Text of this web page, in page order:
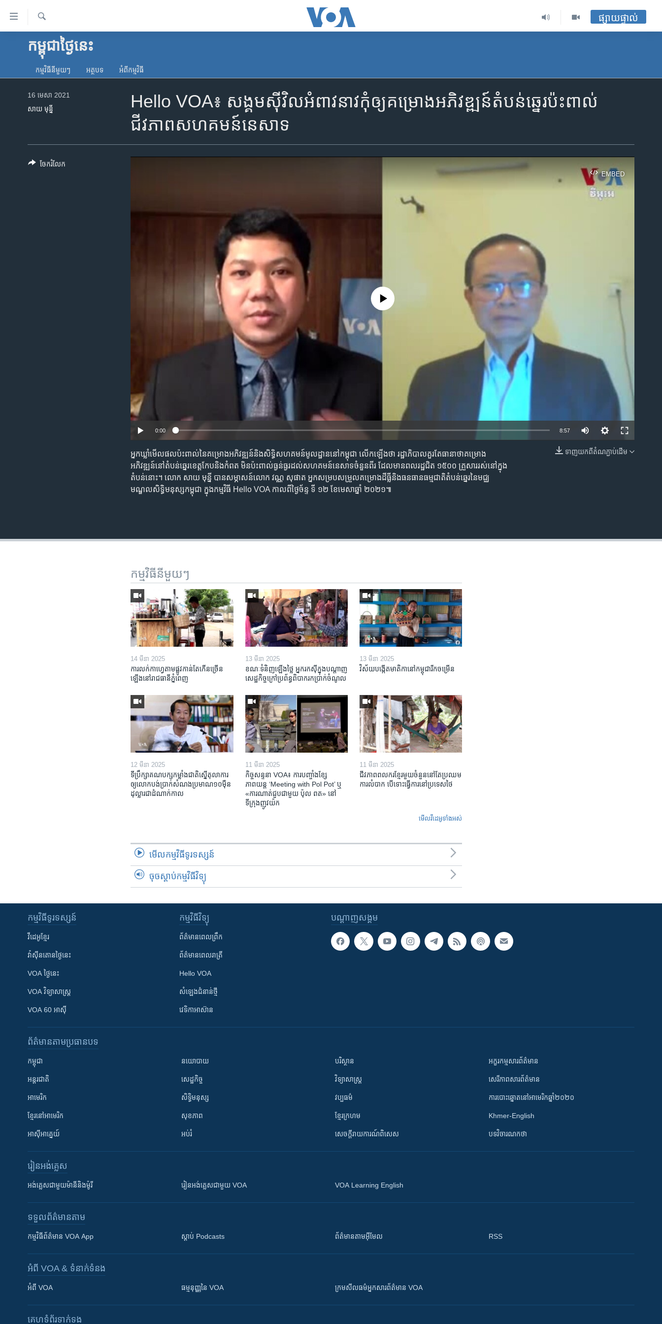
ទៅ​
គេហទំព័រ​
ទាក់ទង
និង​អាមេរិក
ទូរទស្សន៍ / វីដេអូ​
រក
ផ្សាយផ្ទាល់
កម្ពុជាថ្ងៃនេះ
កម្មវិធី​នីមួយៗ អត្ថបទ​ អំពី​កម្មវិធី​
Hello VOA៖ សង្គមស៊ីវិលអំពាវនាវកុំឲ្យគម្រោងអភិវឌ្ឍន៍តំបន់ឆ្នេរប៉ះពាល់
ជីវភាពសហគមន៍នេសាទ
16 មេសា 2021
សាយ មុន្នី
EMBED
EMBED
No media source currently available
0:00 8:57
ទាញ​យក​ពី​តំណភ្ជាប់​ដើម
អ្នកឃ្លាំមើលផលប៉ះពាល់នៃគម្រោងអភិវឌ្ឍន៍និងសិទ្ធិសហគមន៍មូលដ្ឋាននៅកម្ពុជា លើកឡើងថា រដ្ឋាភិបាលគួរតែធានាថាគម្រោង
អភិវឌ្ឍន៍នៅតំបន់ឆ្នេរខេត្តកែបនិងកំពត មិនប៉ះពាល់ធ្ងន់ធ្ងរដល់សហគមន៍នេសាទចំនួនពីរ ដែលមានពលរដ្ឋជិត ១៥០០ គ្រួសាររស់នៅក្នុង
តំបន់នោះ។ លោក សាយ មុន្នី បានសម្ភាសន៍លោក វណ្ណ សុផាត អ្នកសម្របសម្រួលគម្រោងដីធ្លីនិងធនធានធម្មជាតិតំបន់ឆ្នេរនៃមជ្ឈ
មណ្ឌលសិទ្ធិមនុស្សកម្ពុជា ក្នុងកម្មវិធី Hello VOA កាលពីថ្ងៃច័ន្ទ ទី ១២ ខែមេសាឆ្នាំ ២០២១៕
ចែករំលែក
កម្មវិធី​នីមួយៗ
14 មីនា 2025
ការលក់​កាហ្វេ​តាម​ផ្លូវ​កាន់តែ​កើន​ច្រើន​
ឡើង​នៅ​រាជធានី​ភ្នំពេញ
13 មីនា 2025
ខណៈទំនិញឡើងថ្លៃ អ្នករកស៊ីក្នុង​បណ្តាញ​
សេដ្ឋកិច្ចក្រៅ​ប្រព័ន្ធពិបាក​រក​ប្រាក់​ចំណូល
13 មីនា 2025
វិស័យ​បង្កើត​មាតិកា​នៅ​កម្ពុជា​រីក​ចម្រើន
12 មីនា 2025
ទីប្រឹក្សា​គណបក្ស​កម្លាំង​ជាតិ​ស្នើ​តុលាការ​
ឲ្យ​លោក​បង់ប្រាក់​សំណង​ប្រមាណ​១០​ម៉ឺន​
ដុល្លារ​ជា​ដំណាក់កាល
11 មីនា 2025
កិច្ចសន្ទនា VOA៖ ការ​បញ្ចាំង​ខ្សែ
ភាពយន្ត ‘Meeting with Pol Pot’ ឬ
«ការណាត់ជួប​ជាមួយ​ ប៉ុល ពត» នៅ
ទីក្រុងញូវយ៉ក​
11 មីនា 2025
ជីវភាពពលករខ្មែរមួយចំនួននៅតែប្រឈម
ការលំបាក បើទោះធ្វើការនៅប្រទេសថៃ
មើល​វីដេអូ​ទាំង​អស់
មើល​កម្មវិធី​ទូរទស្សន៍
ចុចស្តាប់កម្មវិធីវិទ្យុ
បណ្តាញ​សង្គម
កម្មវិធី​ទូរទស្សន៍
វីដេអូ​ខ្មែរ
វ៉ាស៊ីនតោន​ថ្ងៃ​នេះ
VOA ថ្ងៃនេះ
VOA ​វិទ្យាសាស្ត្រ
VOA 60 អាស៊ី
កម្មវិធី​វិទ្យុ
ព័ត៌មាន​ពេល​ព្រឹក
ព័ត៌មាន​​ពេល​រាត្រី
Hello VOA
សំឡេង​ជំនាន់​ថ្មី
វេទិកា​អាស៊ាន
ព័ត៌មាន​តាមប្រធានបទ​
កម្ពុជា
អន្តរជាតិ
អាមេរិក
ខ្មែរ​នៅអាមេរិក
អាស៊ីអាគ្នេយ៍
នយោបាយ
សេដ្ឋកិច្ច
សិទ្ធិមនុស្ស
សុខភាព
អប់រំ
បរិស្ថាន
វិទ្យាសាស្រ្ត
វប្បធម៌
ខ្មែរក្រហម
សេចក្តីរាយការណ៍ពិសេស
អក្ខរកម្មសារព័ត៌មាន
សេរីភាពសារព័ត៌មាន
ការបោះឆ្នោតនៅអាមេរិកឆ្នាំ២០២០
Khmer-English
បទវិចារណកថា
រៀន​​អង់គ្លេស
អង់គ្លេស​ជាមួយ​ម៉ានី​និង​ម៉ូរី រៀន​​​​​​អង់គ្លេស​​ជាមួយ VOA VOA Learning English
ទទួល​ព័ត៌មាន​តាម
កម្មវិធី​ព័ត៌មាន VOA App ស្តាប់ Podcasts ព័ត៌មាន​តាម​អ៊ីមែល RSS
អំពី​ VOA & ទំនាក់ទំនង
អំពី​ VOA ធម្មនុញ្ញ​នៃ VOA ក្រម​​​សីលធម៌​​​អ្នក​​​សារព័ត៌មាន VOA
គេហទំព័រ​​ទាក់ទង